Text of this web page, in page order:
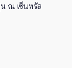
น ณ เซ็นทรัล